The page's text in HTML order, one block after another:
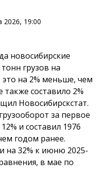
2026, 19:00
новосибирские
грузов на
на 2% меньше, чем
составило 2%
Новосибирскстат.
за первое
и составил 1976
годом ранее.
на 32% к июню 2025-
в мае по